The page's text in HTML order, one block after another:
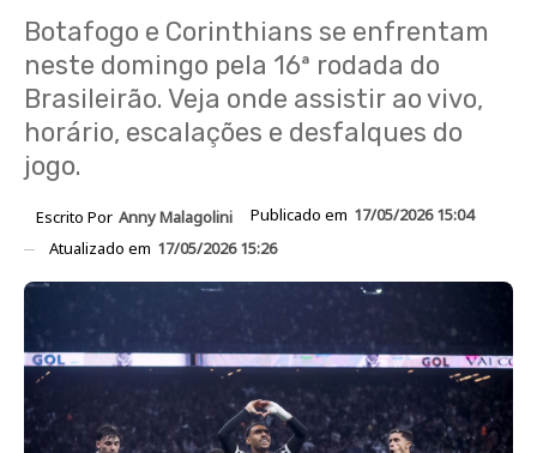
Botafogo e Corinthians se enfrentam
neste domingo pela 16ª rodada do
Brasileirão. Veja onde assistir ao vivo,
horário, escalações e desfalques do
jogo.
Escrito Por Anny Malagolini Publicado em 17/05/2026 15:04
Atualizado em 17/05/2026 15:26